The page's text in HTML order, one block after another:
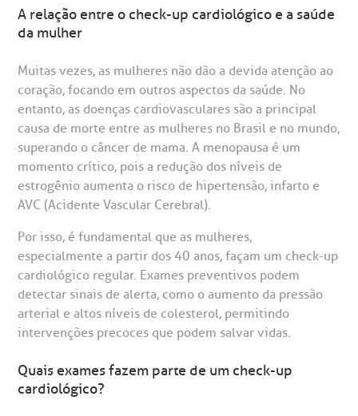
A relação entre o check-up cardiológico e a saúde
da mulher
Muitas vezes, as mulheres não dão a devida atenção ao
coração, focando em outros aspectos da saúde. No
entanto, as doenças cardiovasculares são a principal
causa de morte entre as mulheres no Brasil e no mundo,
superando o câncer de mama. A menopausa é um
momento crítico, pois a redução dos níveis de
estrogênio aumenta o risco de hipertensão, infarto e
AVC (Acidente Vascular Cerebral).
Por isso, é fundamental que as mulheres,
especialmente a partir dos 40 anos, façam um check-up
cardiológico regular. Exames preventivos podem
detectar sinais de alerta, como o aumento da pressão
arterial e altos níveis de colesterol, permitindo
intervenções precoces que podem salvar vidas.
Quais exames fazem parte de um check-up
cardiológico?